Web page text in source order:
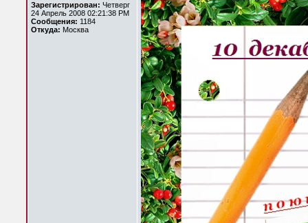
Зарегистрирован: Четверг
24 Апрель 2008 02:21:38 PM
Сообщения: 1184
Откуда: Москва